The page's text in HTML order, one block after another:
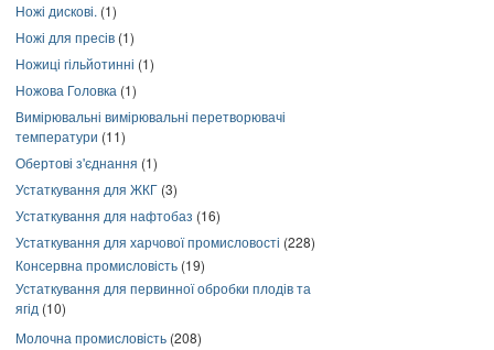
Ножі дискові. (1)
Ножі для пресів (1)
Ножиці гільйотинні (1)
Ножова Головка (1)
Вимірювальні вимірювальні перетворювачі
температури (11)
Обертові з'єднання (1)
Устаткування для ЖКГ (3)
Устаткування для нафтобаз (16)
Устаткування для харчової промисловості (228)
Консервна промисловість (19)
Устаткування для первинної обробки плодів та
ягід (10)
Молочна промисловість (208)